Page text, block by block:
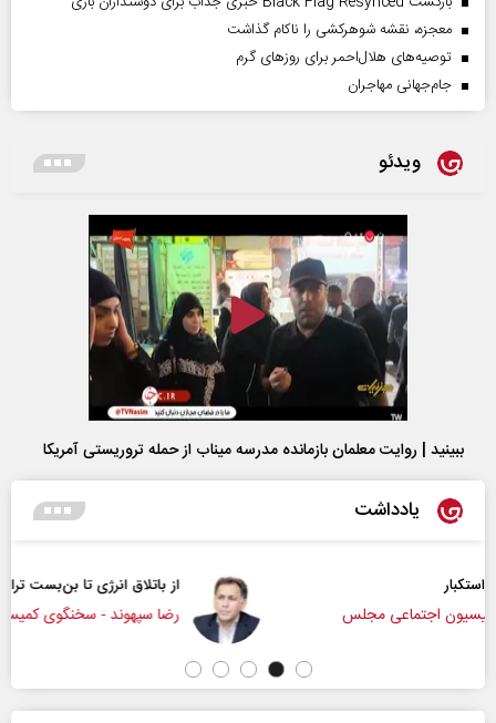
معجزه، نقشه شوهرکشی را ناکام گذاشت
توصیه‌های هلال‌احمر برای روز‌های گرم
جام‌جهانی مهاجران
ویدئو
ببینید | روایت معلمان بازمانده مدرسه میناب از حمله تروریستی آمریکا
یادداشت
از باتلاق انرژی تا بن‌بست ترامپ
رضا سپهوند - سخنگوی کمیسیون انرژی مجلس